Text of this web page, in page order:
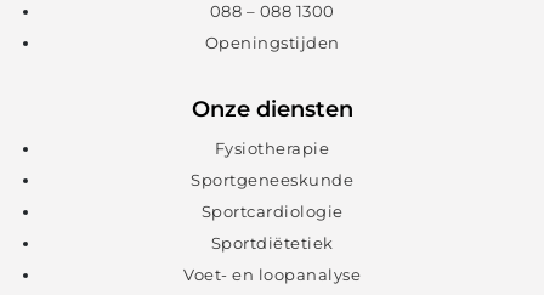
088 – 088 1300
Openingstijden
Onze diensten
Fysiotherapie
Sportgeneeskunde
Sportcardiologie
Sportdiëtetiek
Voet- en loopanalyse